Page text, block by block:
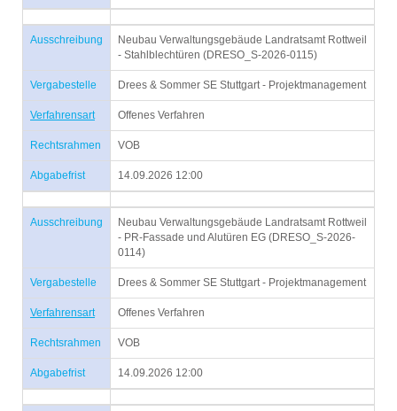
Ausschreibung
Neubau Verwaltungsgebäude Landratsamt Rottweil
- Stahlblechtüren (DRESO_S-2026-0115)
Vergabestelle Drees & Sommer SE Stuttgart - Projektmanagement
Verfahrensart Offenes Verfahren
Rechtsrahmen VOB
Abgabefrist 14.09.2026 12:00
Ausschreibung
Neubau Verwaltungsgebäude Landratsamt Rottweil
- PR-Fassade und Alutüren EG (DRESO_S-2026-
0114)
Vergabestelle Drees & Sommer SE Stuttgart - Projektmanagement
Verfahrensart Offenes Verfahren
Rechtsrahmen VOB
Abgabefrist 14.09.2026 12:00